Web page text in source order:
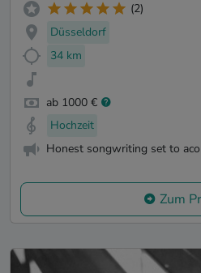
(2)
Düsseldorf
34 km
ab 1000 €
Hochzeit
Honest songwriting set to
Zum